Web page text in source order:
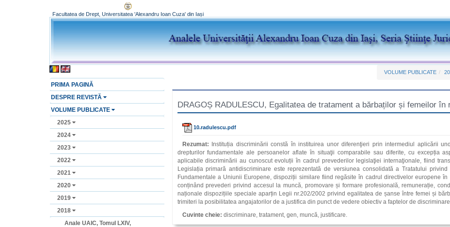
Facultatea de Drept, Universitatea 'Alexandru Ioan Cuza' din Iași
PRIMA PAGINĂ
DESPRE REVISTĂ
VOLUME PUBLICATE
2025
2024
2023
2022
2021
2020
2019
2018
Anale UAIC, Tomul LXIV,
VOLUME PUBLICATE
DRAGOȘ RADULESCU, Egalitatea de tratament a bărbaților și femeilor în
10.radulescu.pdf
Rezumat:
Instituția discriminării constă în instituirea unor diferenţieri prin intermediul aplicării
drepturilor fundamentale ale persoanelor aflate în situaţii comparabile sau diferite, cu excepția
aplicabile discriminării au cunoscut evoluții în cadrul prevederilor legislaţiei internaţionale, fiind
Legislația primară antidiscriminare este reprezentată de versiunea consolidată a Tratatului
Fundamentale a Uniunii Europene, dispoziții similare fiind regăsite în cadrul directivelor europene
conținând prevederi privind accesul la muncă, promovare și formare profesională, remunerație,
naționale dispozițiile speciale aparțin Legii nr.202/2002 privind egalitatea de șanse între femei și
trimiteri la posibilitatea angajatorilor de a justifica din punct de vedere obiectiv a faptelor de
Cuvinte cheie: discriminare, tratament, gen, muncă, justificare.